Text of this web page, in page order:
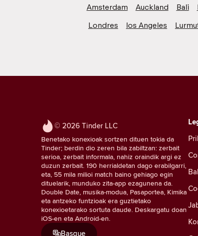
Amsterdam Auckland Bali
Londres
los Angeles
© 2026 Tinder LLC
Benetako konexioak sortzen dituen tokia da
Tinder; berdin dio zeren bila zabiltzan: zerbait
serioa, zerbait informala, nahiz oraindik argi ez
duzun zerbait. 190 herrialdetan dago erabilgarri,
eta, 55 mila milioi match baino gehiago egin
dituelarik, munduko zita-app ezagunena da.
Double Date, musika-modua, Pasaportea, Kimika
eta antzeko funtzioak era guztietako
konexioetarako sortuta daude. Deskargatu doan
iOS-en eta Android-en.
Basque